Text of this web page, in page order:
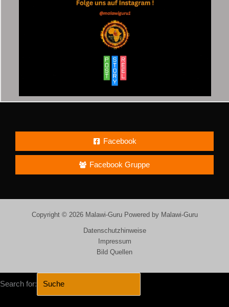
Facebook
Facebook Gruppe
Copyright © 2026 Malawi-Guru Powered by Malawi-Guru
Datenschutzhinweise
Impressum
Bild Quellen
Search for: